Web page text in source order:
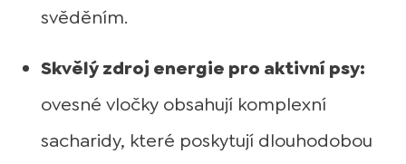
svěděním.
Skvělý zdroj energie pro aktivní psy:
ovesné vločky obsahují komplexní
sacharidy, které poskytují dlouhodobou